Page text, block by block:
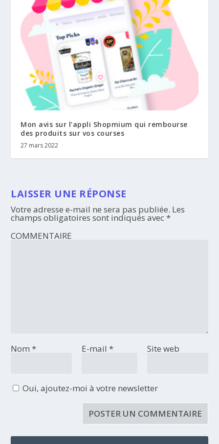
Mon avis sur l’appli Shopmium qui rembourse
des produits sur vos courses
27 mars 2022
LAISSER UNE RÉPONSE
Votre adresse e-mail ne sera pas publiée. Les
champs obligatoires sont indiqués avec*
COMMENTAIRE
Nom* E-mail * Site web
Oui, ajoutez-moi à votre newsletter